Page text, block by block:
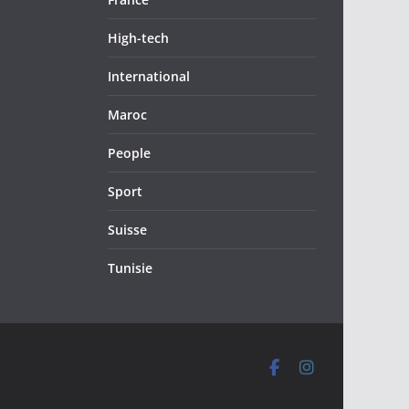
High-tech
International
Maroc
People
Sport
Suisse
Tunisie